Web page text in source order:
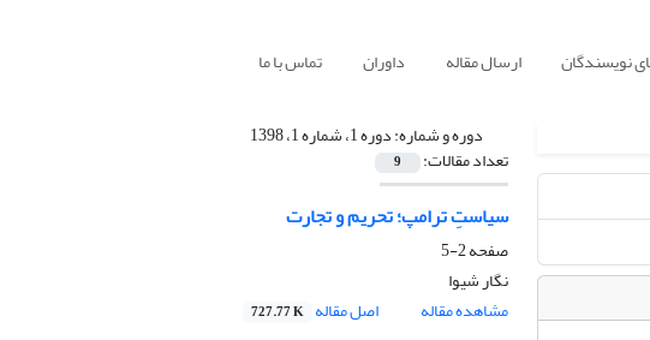
نویسندگان ارسال مقاله داوران تماس با ما
دوره و شماره:دوره 1، شماره 1، 1398
تعداد مقالات: 9
سیاستِ ترامپ؛ تحریم و تجارت
صفحه2-5
نگار شیوا
مشاهده مقاله
اصل مقاله 727.77 K